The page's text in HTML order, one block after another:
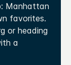
Manhattan
favorites.
or heading
a